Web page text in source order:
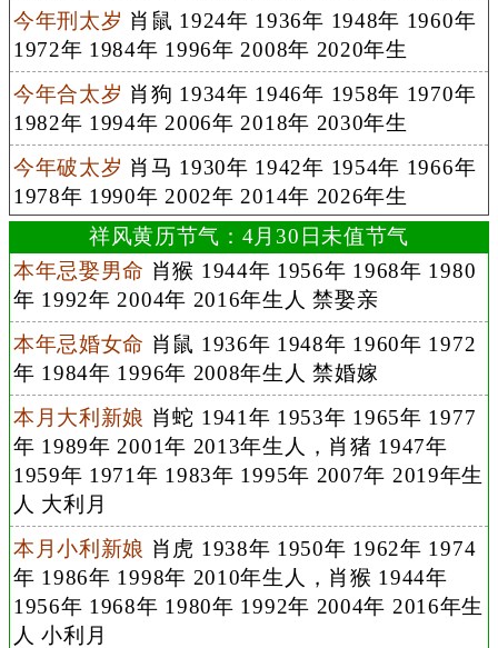
今年刑太岁 肖鼠 1924年 1936年 1948年 1960年
1972年 1984年 1996年 2008年 2020年生
今年合太岁 肖狗 1934年 1946年 1958年 1970年
1982年 1994年 2006年 2018年 2030年生
今年破太岁 肖马 1930年 1942年 1954年 1966年
1978年 1990年 2002年 2014年 2026年生
祥风黄历节气：4月30日未值节气
本年忌娶男命 肖猴 1944年 1956年 1968年 1980
年 1992年 2004年 2016年生人 禁娶亲
本年忌婚女命 肖鼠 1936年 1948年 1960年 1972
年 1984年 1996年 2008年生人 禁婚嫁
本月大利新娘 肖蛇 1941年 1953年 1965年 1977
年 1989年 2001年 2013年生人，肖猪 1947年
1959年 1971年 1983年 1995年 2007年 2019年生
人 大利月
本月小利新娘 肖虎 1938年 1950年 1962年 1974
年 1986年 1998年 2010年生人，肖猴 1944年
1956年 1968年 1980年 1992年 2004年 2016年生
人 小利月